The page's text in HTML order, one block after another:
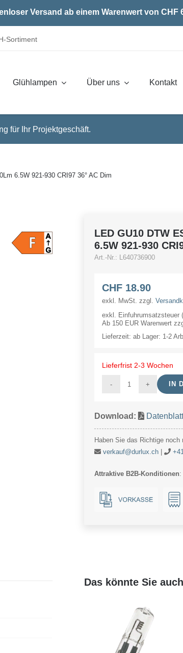
Versand ab einem Warenwert von CHF
Sortiment
Glühlampen Über uns Kontakt
für Ihr Projektgeschäft.
6.5W 921-930 CRI97 36° AC Dim
LED GU10 DTW
6.5W 921-930
Art.-Nr.: L640736900
CHF18.90
exkl. MwSt. zzgl.
exkl. Einfuhrumsatzsteuer
Ab 150 EUR Warenwert
Lieferzeit: ab Lager: 1-2
Lieferfrist 2-3 Wochen
DTW
63x57
490Lm
921-
IN
Download:
Haben Sie das Richtige
verkauf@durlux.ch|
Attraktive B2B-Konditionen:
Das könnte Sie